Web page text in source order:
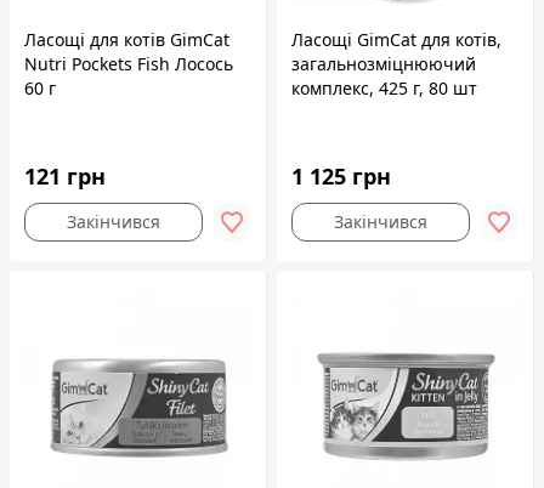
Ласощі для котів GimCat
Nutri Pockets Fish Лосось
60 г
121 грн
Закінчився
Ласощі GimCat для котів,
загальнозміцнюючий
комплекс, 425 г, 80 шт
1 125 грн
Закінчився